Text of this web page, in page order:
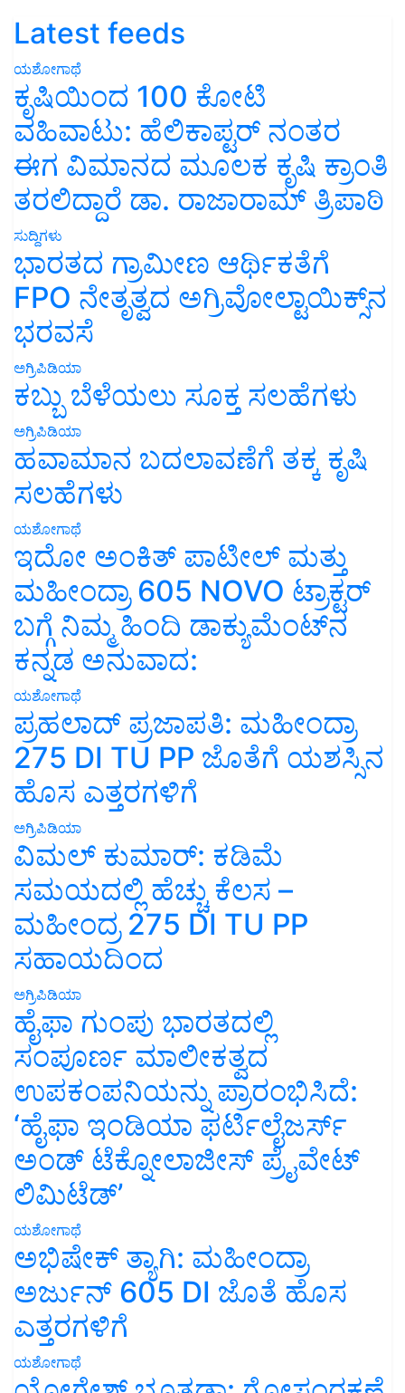
Latest feeds
ಯಶೋಗಾಥೆ
ಕೃಷಿಯಿಂದ 100 ಕೋಟಿ
ವಹಿವಾಟು: ಹೆಲಿಕಾಪ್ಟರ್ ನಂತರ
ಈಗ ವಿಮಾನದ ಮೂಲಕ ಕೃಷಿ ಕ್ರಾಂತಿ
ತರಲಿದ್ದಾರೆ ಡಾ. ರಾಜಾರಾಮ್ ತ್ರಿಪಾಠಿ
ಸುದ್ದಿಗಳು
ಭಾರತದ ಗ್ರಾಮೀಣ ಆರ್ಥಿಕತೆಗೆ
FPO ನೇತೃತ್ವದ ಅಗ್ರಿವೋಲ್ಟಾಯಿಕ್ಸ್‌ನ
ಭರವಸೆ
ಅಗ್ರಿಪಿಡಿಯಾ
ಕಬ್ಬು ಬೆಳೆಯಲು ಸೂಕ್ತ ಸಲಹೆಗಳು
ಅಗ್ರಿಪಿಡಿಯಾ
ಹವಾಮಾನ ಬದಲಾವಣೆಗೆ ತಕ್ಕ ಕೃಷಿ
ಸಲಹೆಗಳು
ಯಶೋಗಾಥೆ
ಇದೋ ಅಂಕಿತ್ ಪಾಟೀಲ್ ಮತ್ತು
ಮಹೀಂದ್ರಾ 605 NOVO ಟ್ರಾಕ್ಟರ್
ಬಗ್ಗೆ ನಿಮ್ಮ ಹಿಂದಿ ಡಾಕ್ಯುಮೆಂಟ್‌ನ
ಕನ್ನಡ ಅನುವಾದ:
ಯಶೋಗಾಥೆ
ಪ್ರಹಲಾದ್ ಪ್ರಜಾಪತಿ: ಮಹೀಂದ್ರಾ
275 DI TU PP ಜೊತೆಗೆ ಯಶಸ್ಸಿನ
ಹೊಸ ಎತ್ತರಗಳಿಗೆ
ಅಗ್ರಿಪಿಡಿಯಾ
ವಿಮಲ್ ಕುಮಾರ್: ಕಡಿಮೆ
ಸಮಯದಲ್ಲಿ ಹೆಚ್ಚು ಕೆಲಸ –
ಮಹೀಂದ್ರ 275 DI TU PP
ಸಹಾಯದಿಂದ
ಅಗ್ರಿಪಿಡಿಯಾ
ಹೈಫಾ ಗುಂಪು ಭಾರತದಲ್ಲಿ
ಸಂಪೂರ್ಣ ಮಾಲೀಕತ್ವದ
ಉಪಕಂಪನಿಯನ್ನು ಪ್ರಾರಂಭಿಸಿದೆ:
‘ಹೈಫಾ ಇಂಡಿಯಾ ಫರ್ಟಿಲೈಜರ್ಸ್
ಅಂಡ್ ಟೆಕ್ನೋಲಾಜೀಸ್ ಪ್ರೈವೇಟ್
ಲಿಮಿಟೆಡ್’
ಯಶೋಗಾಥೆ
ಅಭಿಷೇಕ್ ತ್ಯಾಗಿ: ಮಹೀಂದ್ರಾ
ಅರ್ಜುನ್ 605 DI ಜೊತೆ ಹೊಸ
ಎತ್ತರಗಳಿಗೆ
ಯಶೋಗಾಥೆ